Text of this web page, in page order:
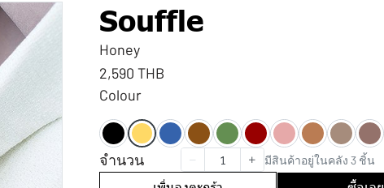
Souffle
Honey
2,590 THB
Colour
จำนวน มีสินค้าอยู่ในคลัง 3 ชิ้น